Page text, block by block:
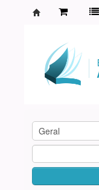
Agamenon
Magalhães